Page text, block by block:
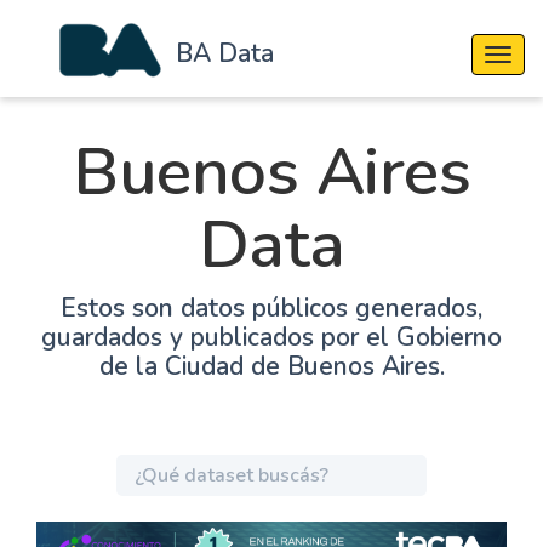
BA Data
Buenos Aires
Data
Estos son datos públicos generados,
guardados y publicados por el Gobierno
de la Ciudad de Buenos Aires.